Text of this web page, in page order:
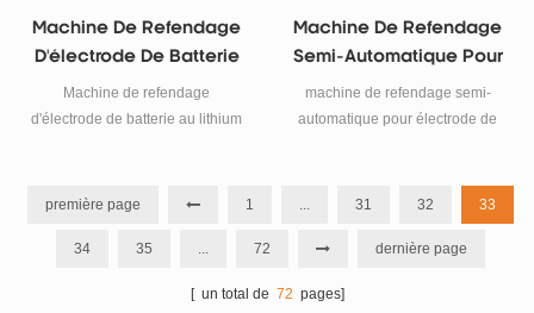
Machine De Refendage
D'électrode De Batterie
Lithium-Ion
Machine de refendage
d'électrode de batterie au lithium
pochette
Machine De Refendage
Semi-Automatique Pour
Électrode De Batterie
machine de refendage semi-
automatique pour électrode de
première page 1 ... 31 32 33
34 35 ... 72 dernière page
[ un total de 72 pages]